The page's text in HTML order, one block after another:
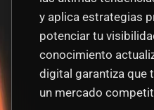
y aplica estrategias
potenciar tu
conocimiento
digital garantiza que
un mercado